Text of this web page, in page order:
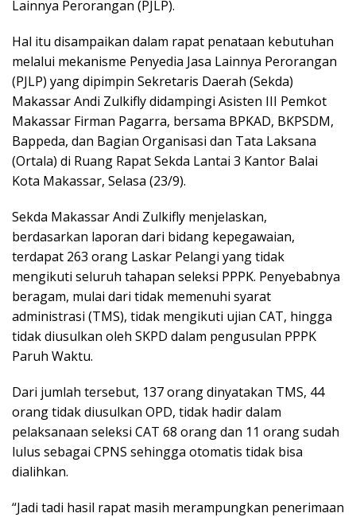
Lainnya Perorangan (PJLP).
Hal itu disampaikan dalam rapat penataan kebutuhan
melalui mekanisme Penyedia Jasa Lainnya Perorangan
(PJLP) yang dipimpin Sekretaris Daerah (Sekda)
Makassar Andi Zulkifly didampingi Asisten III Pemkot
Makassar Firman Pagarra, bersama BPKAD, BKPSDM,
Bappeda, dan Bagian Organisasi dan Tata Laksana
(Ortala) di Ruang Rapat Sekda Lantai 3 Kantor Balai
Kota Makassar, Selasa (23/9).
Sekda Makassar Andi Zulkifly menjelaskan,
berdasarkan laporan dari bidang kepegawaian,
terdapat 263 orang Laskar Pelangi yang tidak
mengikuti seluruh tahapan seleksi PPPK. Penyebabnya
beragam, mulai dari tidak memenuhi syarat
administrasi (TMS), tidak mengikuti ujian CAT, hingga
tidak diusulkan oleh SKPD dalam pengusulan PPPK
Paruh Waktu.
Dari jumlah tersebut, 137 orang dinyatakan TMS, 44
orang tidak diusulkan OPD, tidak hadir dalam
pelaksanaan seleksi CAT 68 orang dan 11 orang sudah
lulus sebagai CPNS sehingga otomatis tidak bisa
dialihkan.
“Jadi tadi hasil rapat masih merampungkan penerimaan